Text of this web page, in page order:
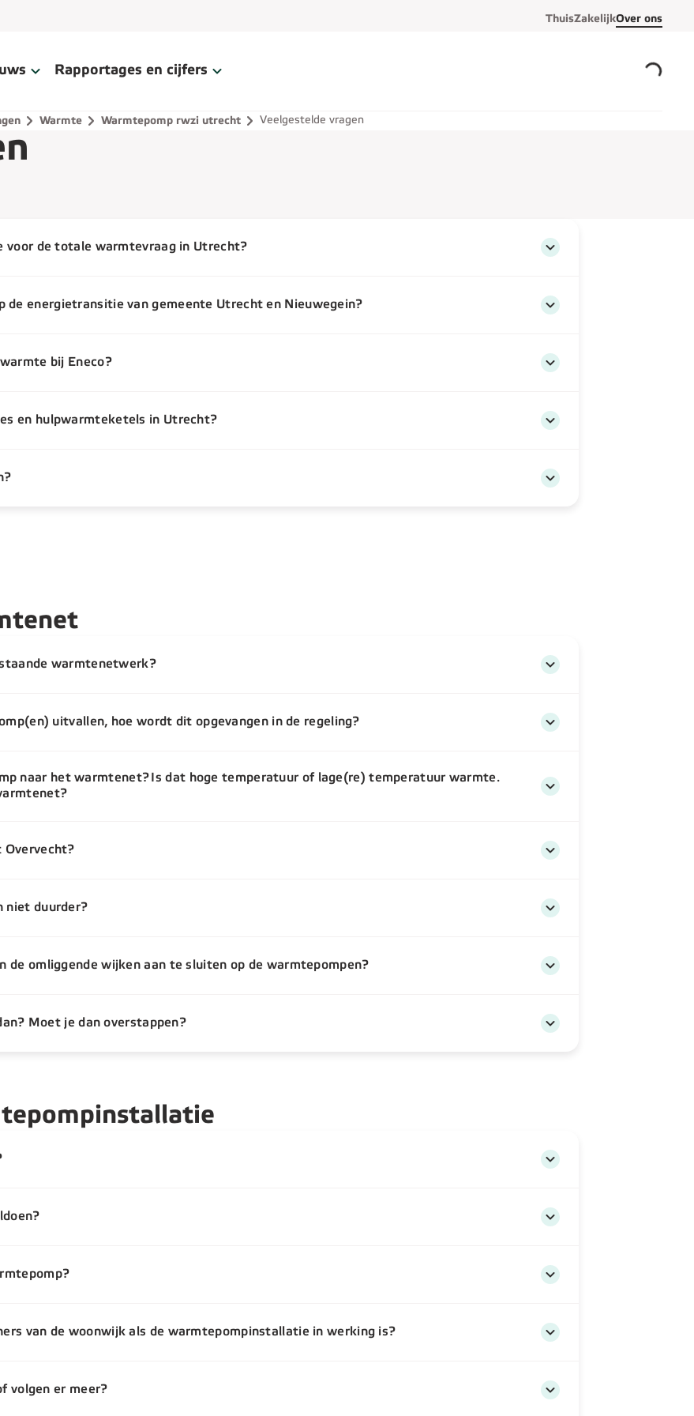
ThuisZakelijkOver ons
Rapportages en cijfers
Warmte Warmtepomp rwzi utrecht Veelgestelde vragen
voor de totale warmtevraag in Utrecht?
de energietransitie van gemeente Utrecht en Nieuwegein?
bij Eneco?
en hulpwarmteketels in Utrecht?
warmtenetwerk?
uitvallen, hoe wordt dit opgevangen in de regeling?
naar het warmtenet? Is dat hoge temperatuur of lage(re) temperatuur warmte.
Overvecht?
niet duurder?
de omliggende wijken aan te sluiten op de warmtepompen?
Moet je dan overstappen?
van de woonwijk als de warmtepompinstallatie in werking is?
volgen er meer?